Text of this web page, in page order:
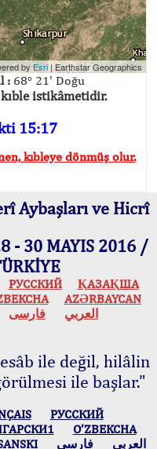
by Esri |Earthstar Geographics
:68° 21' Doğu
istikâmetidir.
15:17
kıbleye dönmüş olur.
Aybaşları ve Hicrî
- 30 MAYIS 2016 /
РУССКИЙ
ҚАЗАҚША
AZӘRBAYCAN
العربي فارسی
ile değil, hilâlin
ile başlar."
РУССКИЙ
O’ZBEKCHA
العربي فارسی